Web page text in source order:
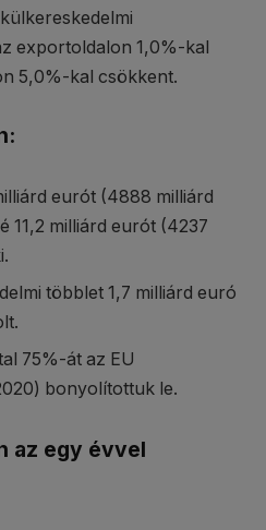
exportoldalon 1,0%-kal
5,0%-kal csökkent.
eurót (4888 milliárd
11,2 milliárd eurót (4237
többlet 1,7 milliárd euró
75%-át az EU
bonyolítottuk le.
az egy évvel